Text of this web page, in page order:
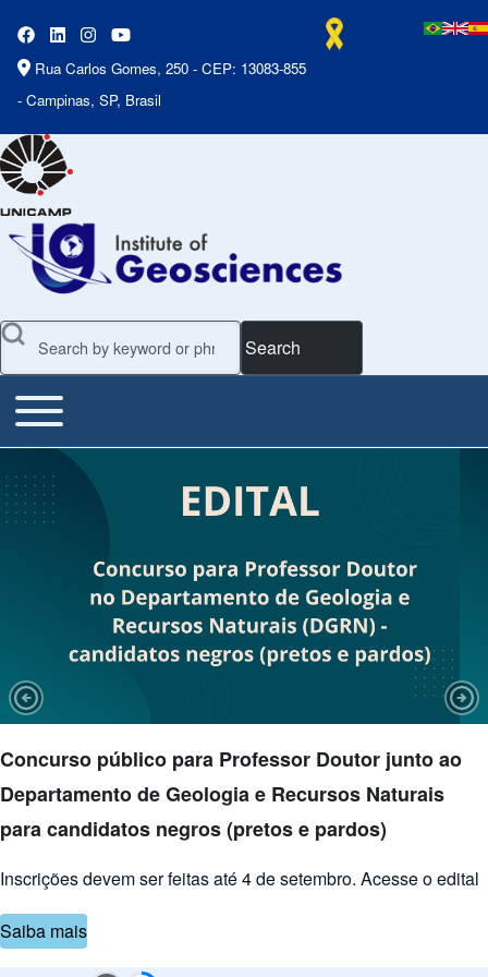
Rua Carlos Gomes, 250 - CEP: 13083-855
- Campinas, SP, Brasil
Search
Main Menu
Toggle main menu
Slideshow
Slide 1 of 7
Concurso público para Professor Doutor junto ao
Departamento de Geologia e Recursos Naturais
para candidatos negros (pretos e pardos)
Inscrições devem ser feitas até 4 de setembro. Acesse o edital
Saiba mais
Previous Slide